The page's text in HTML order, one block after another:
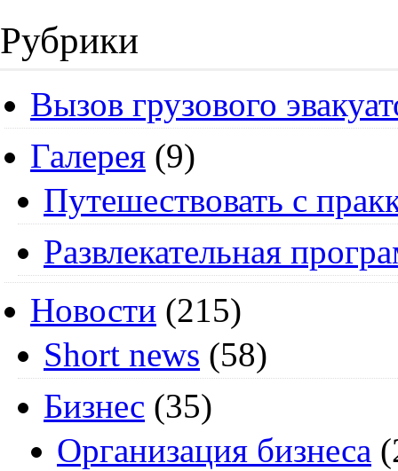
Рубрики
Вызов грузового
Галерея (9)
Путешествовать с
Развлекательная
Новости (215)
Short news (58)
Бизнес (35)
Организация бизнеса